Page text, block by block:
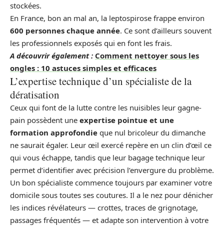
stockées.
En France, bon an mal an, la leptospirose frappe environ
600 personnes chaque année. Ce sont d’ailleurs souvent
les professionnels exposés qui en font les frais.
A découvrir également : Comment nettoyer sous les
ongles : 10 astuces simples et efficaces
L’expertise technique d’un spécialiste de la
dératisation
Ceux qui font de la lutte contre les nuisibles leur gagne-
pain possèdent une expertise pointue et une
formation approfondie que nul bricoleur du dimanche
ne saurait égaler. Leur œil exercé repère en un clin d’œil ce
qui vous échappe, tandis que leur bagage technique leur
permet d’identifier avec précision l’envergure du problème.
Un bon spécialiste commence toujours par examiner votre
domicile sous toutes ses coutures. Il a le nez pour dénicher
les indices révélateurs — crottes, traces de grignotage,
passages fréquentés — et adapte son intervention à votre